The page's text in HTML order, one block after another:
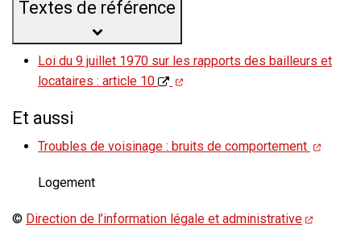
Textes de référence
Loi du 9 juillet 1970 sur les rapports des bailleurs et
locataires : article 10
Et aussi
Troubles de voisinage : bruits de comportement
Logement
© Direction de l’information légale et administrative